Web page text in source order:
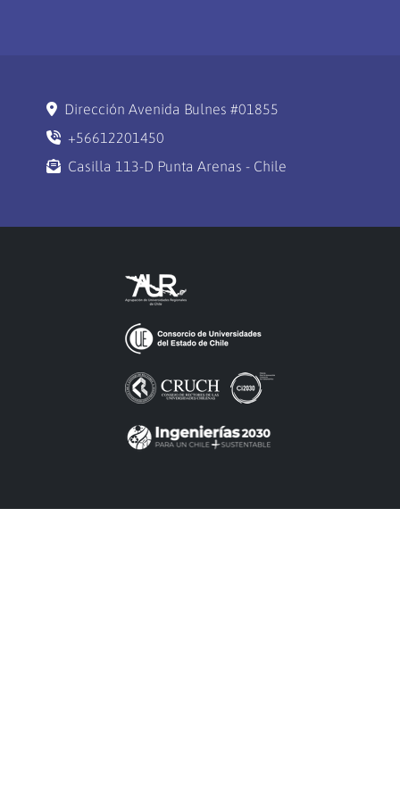
Dirección Avenida Bulnes #01855
+56612201450
Casilla 113-D Punta Arenas - Chile